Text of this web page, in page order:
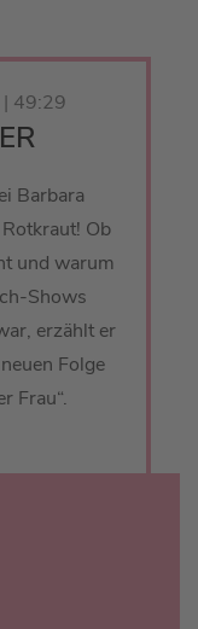
49:29
Barbara
Ob
und warum
Shows
erzählt er
Folge
Frau“.